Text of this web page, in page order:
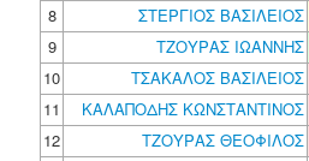
8
ΣΤΕΡΓΙΟΣ ΒΑΣΙΛΕΙΟΣ
9
ΤΖΟΥΡΑΣ ΙΩΑΝΝΗΣ
10
ΤΣΑΚΑΛΟΣ ΒΑΣΙΛΕΙΟΣ
11
ΚΑΛΑΠΟΔΗΣ ΚΩΝΣΤΑΝΤΙΝΟΣ
12
ΤΖΟΥΡΑΣ ΘΕΟΦΙΛΟΣ